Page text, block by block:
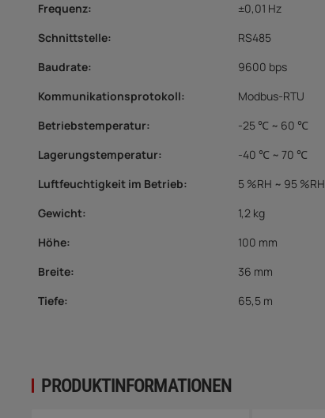
PRODUKTINFORMATIONEN
Frequenz:
±0,01 Hz
Schnittstelle:
RS485
Baudrate:
9600 bps
Kommunikationsprotokoll:
Modbus-RTU
Betriebstemperatur:
-25 ℃ ~ 60 ℃
Lagerungstemperatur:
-40 ℃ ~ 70 ℃
Luftfeuchtigkeit im Betrieb:
5 %RH ~ 95 %RH
Gewicht:
1,2 kg
Höhe:
100 mm
Breite:
36 mm
Tiefe:
65,5 m